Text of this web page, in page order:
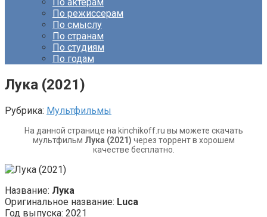
По режиссерам
По смыслу
По странам
По студиям
По годам
Лука (2021)
Рубрика: Мультфильмы
На данной странице на kinchikoff.ru вы можете скачать
мультфильм Лука (2021) через торрент в хорошем
качестве бесплатно.
Название: Лука
Оригинальное название: Luca
Год выпуска: 2021